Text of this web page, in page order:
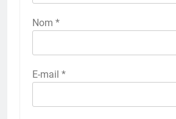
Nom *
E-mail *